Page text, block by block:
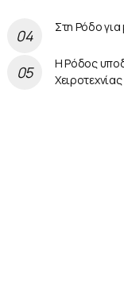
Στη Ρόδο για
Η Ρόδος